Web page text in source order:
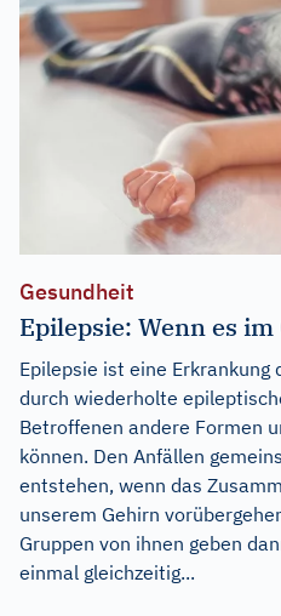
Gesundheit
Epilepsie: Wenn es
Epilepsie ist eine
durch wiederholte
Betroffenen andere Formen
können. Den Anfällen
entstehen, wenn das
unserem Gehirn
Gruppen von ihnen geben
einmal gleichzeitig...